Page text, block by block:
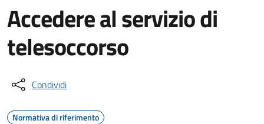
Accedere al servizio di
telesoccorso
Condividi
Normativa di riferimento